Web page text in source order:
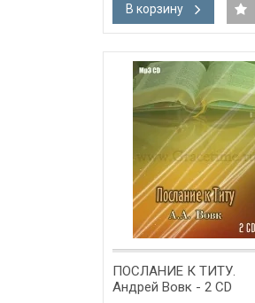
В корзину
ПОСЛАНИЕ К ТИТУ.
Андрей Вовк - 2 CD